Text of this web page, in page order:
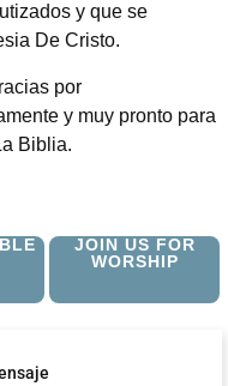
y que se
De Cristo.
por
y muy pronto para
Biblia.
JOIN US FOR
WORSHIP